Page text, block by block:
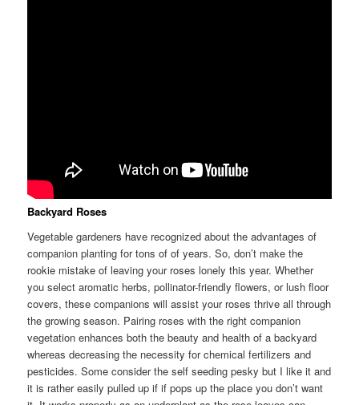
Backyard Roses
Vegetable gardeners have recognized about the advantages of
companion planting for tons of of years. So, don’t make the
rookie mistake of leaving your roses lonely this year. Whether
you select aromatic herbs, pollinator-friendly flowers, or lush floor
covers, these companions will assist your roses thrive all through
the growing season. Pairing roses with the right companion
vegetation enhances both the beauty and health of a backyard
whereas decreasing the necessity for chemical fertilizers and
pesticides. Some consider the self seeding pesky but I like it and
it is rather easily pulled up if if pops up the place you don’t want